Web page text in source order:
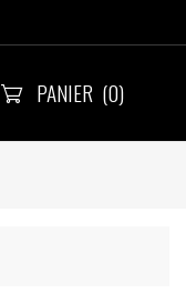
 PANIER (0)